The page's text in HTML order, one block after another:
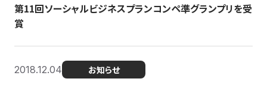
第11回ソーシャルビジネスプランコンペ準グランプリを受
賞
2018.12.04 お知らせ